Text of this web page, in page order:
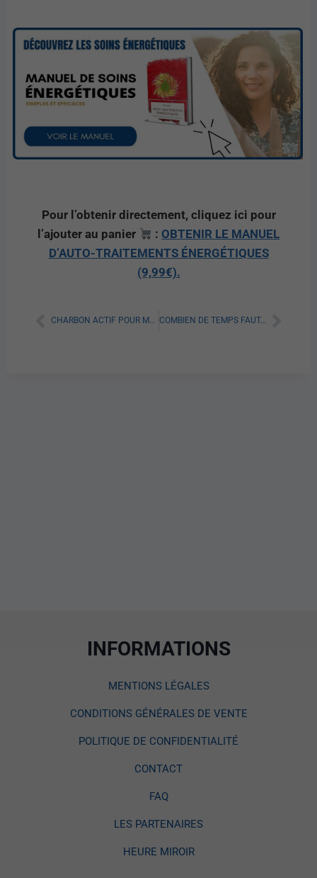
Pour l’obtenir directement, cliquez ici pour
l’ajouter au panier
: OBTENIR LE MANUEL
D’AUTO-TRAITEMENTS ÉNERGÉTIQUES
(9,99€).
CHARBON ACTIF POUR MAIGRIR EN PHARMACIE : TOUT SAVOIR COMBIEN DE TEMPS FAUT-IL FAIRE DU VÉLO D’APPARTEMENT POUR MAIGRIR ?
INFORMATIONS
MENTIONS LÉGALES
CONDITIONS GÉNÉRALES DE VENTE
POLITIQUE DE CONFIDENTIALITÉ
CONTACT
FAQ
LES PARTENAIRES
HEURE MIROIR